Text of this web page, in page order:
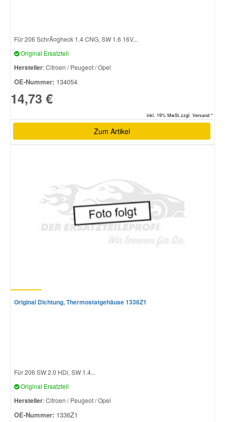
Für 206 SchrÃ¤gheck 1.4 CNG, SW 1.6 16V...
Original Ersatzteil
Hersteller: Citroen / Peugeot / Opel
OE-Nummer: 134054
14,73 €
inkl. 19% MwSt.zzgl. Versand *
Zum Artikel
Original Dichtung, Thermostatgehäuse 1336Z1
Für 206 SW 2.0 HDi, SW 1.4...
Original Ersatzteil
Hersteller: Citroen / Peugeot / Opel
OE-Nummer: 1336Z1